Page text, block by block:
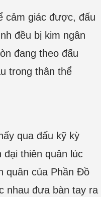
cảm giác được, đấu
đều bị kim ngân
đang theo đấu
trong thân thể
qua đấu kỹ kỳ
đại thiên quân lúc
quân của Phần Đồ
nhau đưa bàn tay ra